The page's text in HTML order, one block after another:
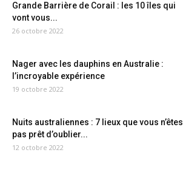
Grande Barrière de Corail : les 10 îles qui
vont vous...
26 octobre 2022
Nager avec les dauphins en Australie :
l’incroyable expérience
19 octobre 2022
Nuits australiennes : 7 lieux que vous n’êtes
pas prêt d’oublier...
12 octobre 2022